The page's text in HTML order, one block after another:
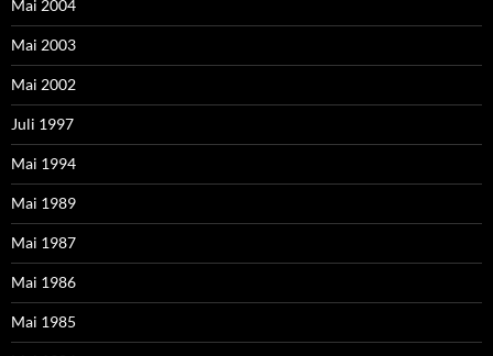
Mai 2004
Mai 2003
Mai 2002
Juli 1997
Mai 1994
Mai 1989
Mai 1987
Mai 1986
Mai 1985